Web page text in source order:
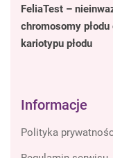
FeliaTest –
chromosomy
kariotypu płodu
Informacje
Polityka